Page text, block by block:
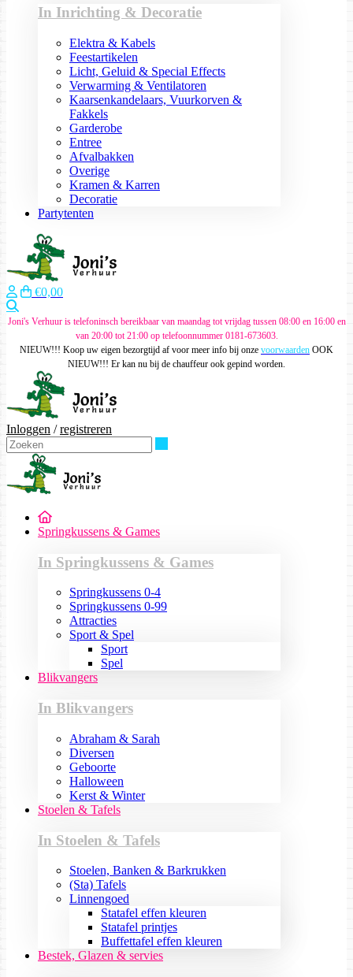
In Inrichting & Decoratie
Elektra & Kabels
Feestartikelen
Licht, Geluid & Special Effects
Verwarming & Ventilatoren
Kaarsenkandelaars, Vuurkorven &
Fakkels
Garderobe
Entree
Afvalbakken
Overige
Kramen & Karren
Decoratie
Partytenten
€0,00
Joni's Verhuur is telefoninsch bereikbaar van maandag tot vrijdag tussen 08:00 en 16:00 en
van 20:00 tot 21:00 op telefoonnummer 0181-673603.
NIEUW!!! Koop uw eigen bezorgtijd af voor meer info bij onze voorwaarden OOK
NIEUW!!! Er kan nu bij de chauffeur ook gepind worden.
Inloggen /registreren
Springkussens & Games
In Springkussens & Games
Springkussens 0-4
Springkussens 0-99
Attracties
Sport & Spel
Sport
Spel
Blikvangers
In Blikvangers
Abraham & Sarah
Diversen
Geboorte
Halloween
Kerst & Winter
Stoelen & Tafels
In Stoelen & Tafels
Stoelen, Banken & Barkrukken
(Sta) Tafels
Linnengoed
Statafel effen kleuren
Statafel printjes
Buffettafel effen kleuren
Bestek, Glazen & servies